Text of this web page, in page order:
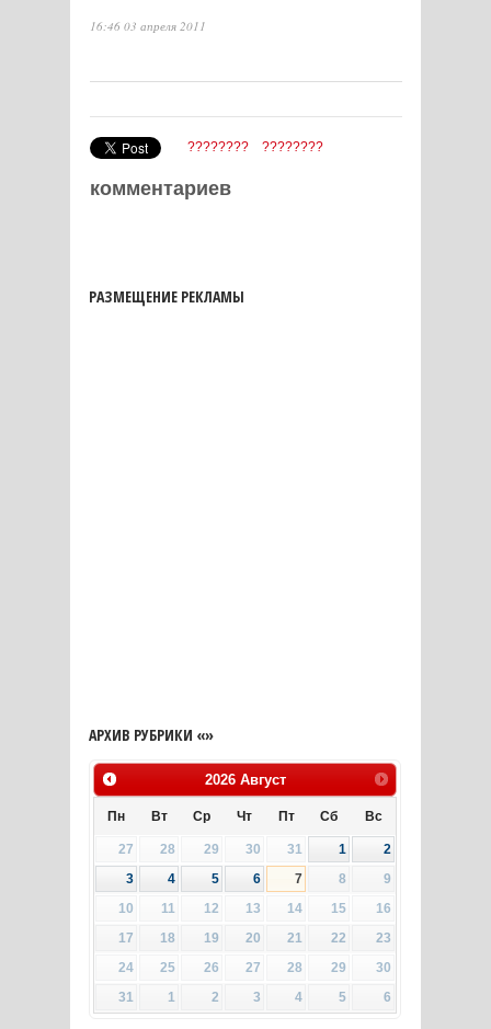
16:46 03 апреля 2011
???????? ????????
комментариев
РАЗМЕЩЕНИЕ РЕКЛАМЫ
АРХИВ РУБРИКИ «»
2026 Август
Пн Вт Ср Чт Пт Сб Вс
27 28 29 30 31 1
2
3
4 5 6 7 8
9
10
11 12 13 14 15
16
17
18 19 20 21 22
23
24
25 26 27 28 29
30
31
1 2 3 4 5 6